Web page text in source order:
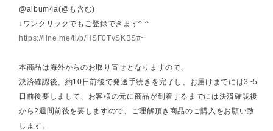
@album4a(@も含む)
↓ワンクリックでもご登録できます^ ^
https://line.me/ti/p/HSF0TvSKBS#~
本商品は海外からのお取り寄せとなりますので、
決済確認後、約10日前後で発送手続きを完了し、お届けまでには3~5
日前後要しまして、お客様の元に商品が到着するまでには決済確認後
から2週間前後を要しますので、ご理解頂き商品のご購入をお願い致
します。